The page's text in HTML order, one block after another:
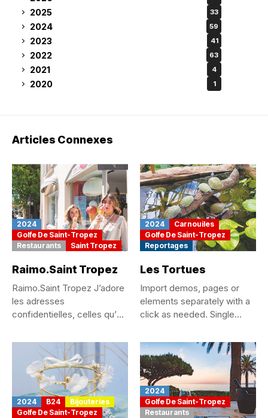
2025 33
2024 59
2023 41
2022 63
2021 4
2020 1
Articles Connexes
2024
Golfe De Saint-Tropez
Restaurants
Saint Tropez
Raimo.Saint Tropez
Raimo.Saint Tropez J’adore
les adresses
confidentielles, celles qu’on
2024
Carnouiles
Golfe De Saint-Tropez
Reportages
Les Tortues
Import demos, pages or
elements separately with a
click as needed. Single...
2024 B24
Bijouteries
Golfe De Saint-Tropez
2024
Golfe De Saint-Tropez
Restaurants